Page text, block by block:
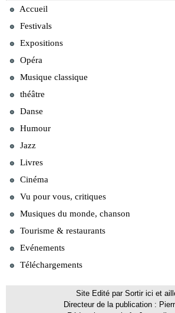
Accueil
Festivals
Expositions
Opéra
Musique classique
théâtre
Danse
Humour
Jazz
Livres
Cinéma
Vu pour vous, critiques
Musiques du monde, chanson
Tourisme & restaurants
Evénements
Téléchargements
Site Edité par Sortir ici et
Directeur de la publication :